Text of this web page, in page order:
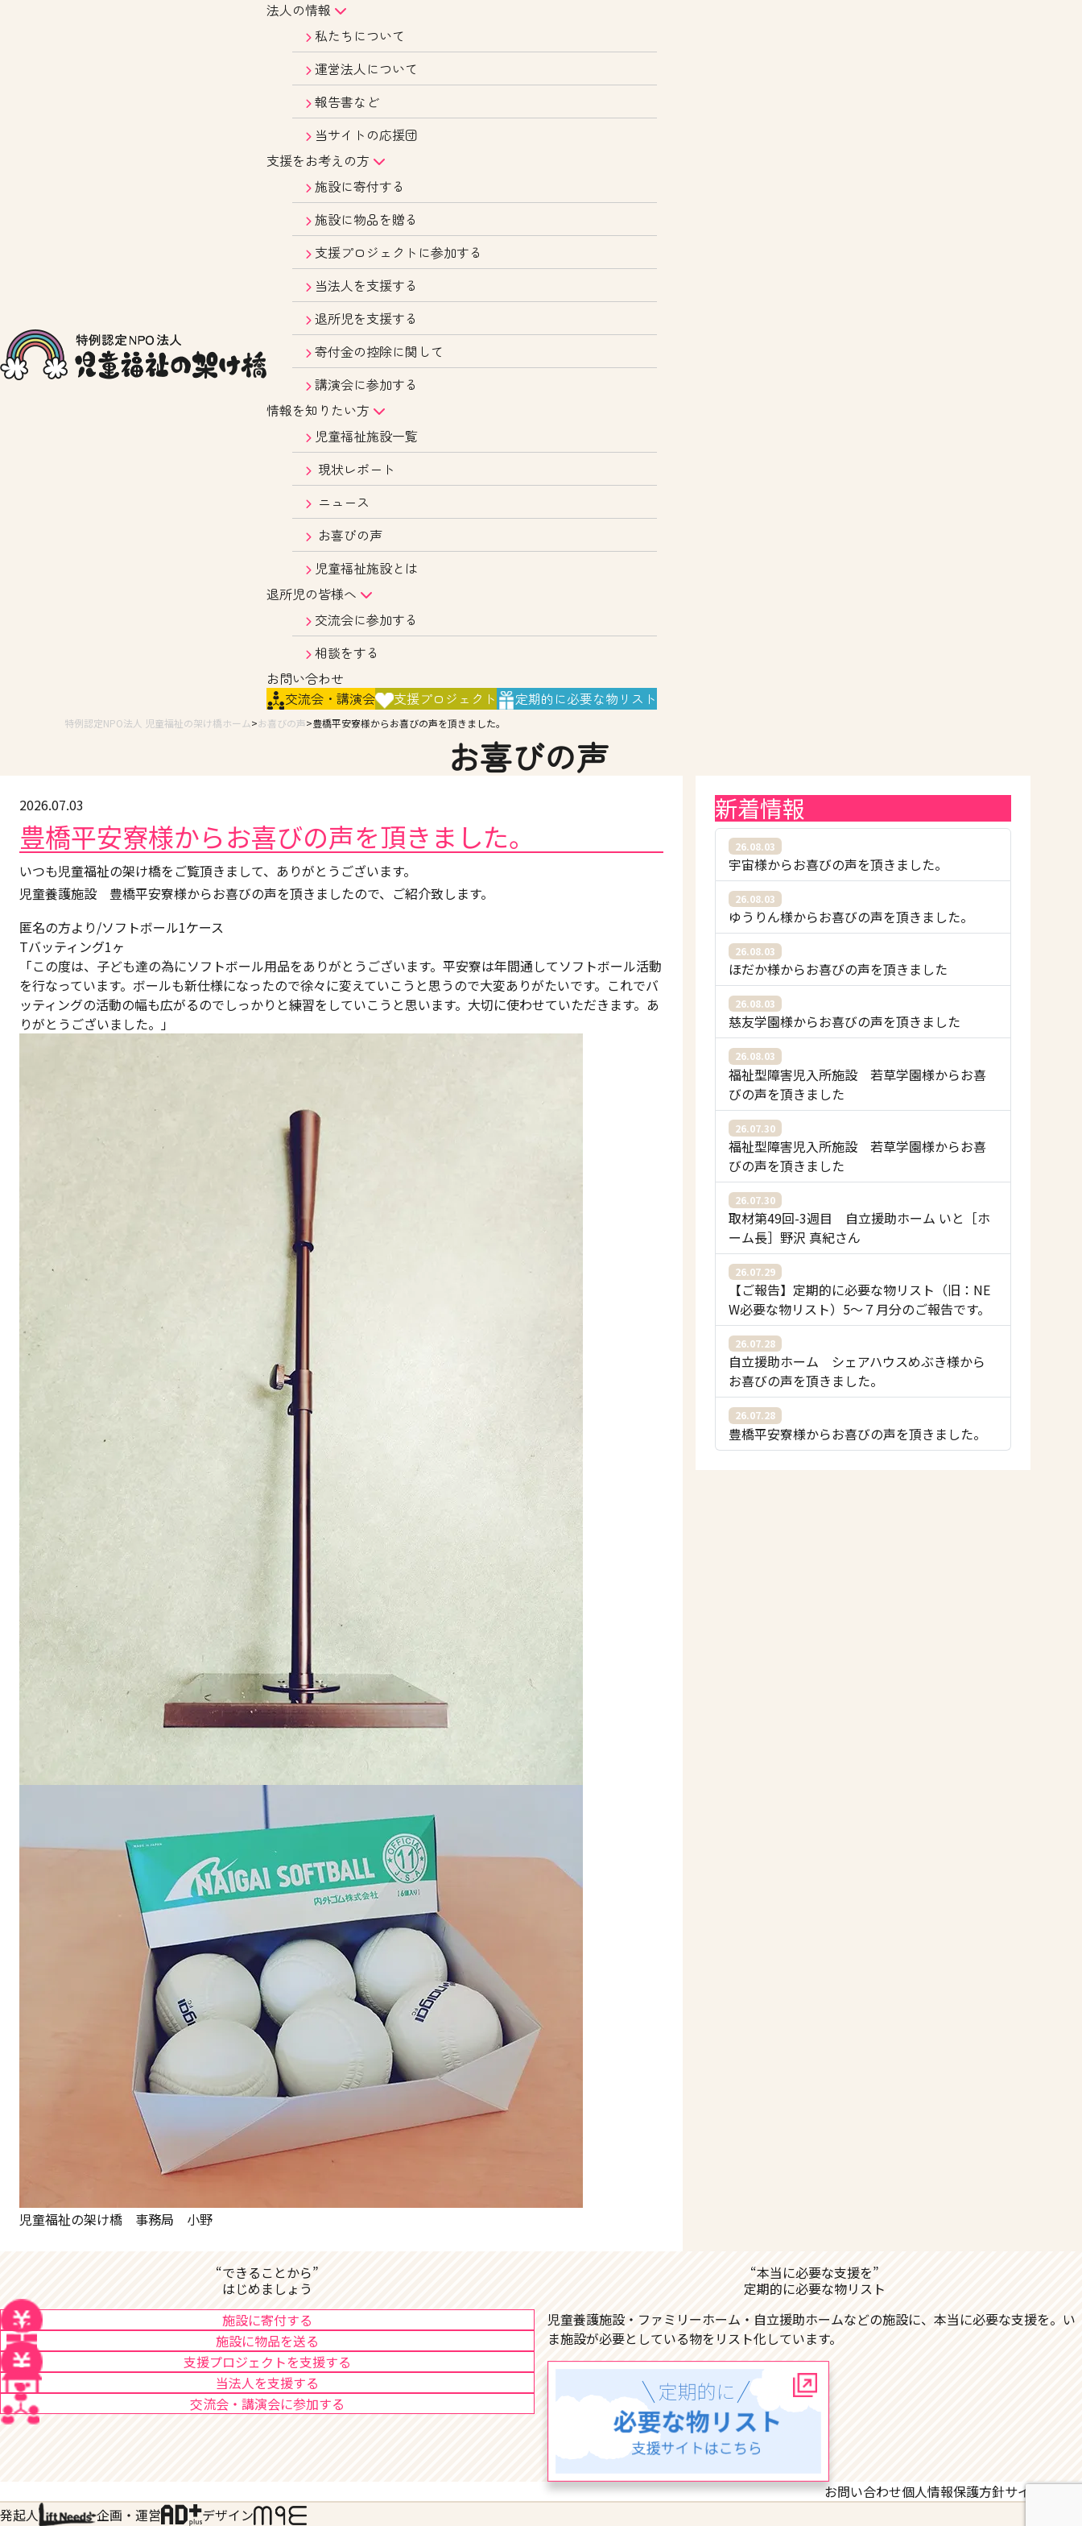
法人の情報
私たちについて
運営法人について
報告書など
当サイトの応援団
支援をお考えの方
施設に寄付する
施設に物品を贈る
支援プロジェクトに参加する
当法人を支援する
退所児を支援する
寄付金の控除に関して
講演会に参加する
情報を知りたい方
児童福祉施設一覧
現状レポート
ニュース
お喜びの声
児童福祉施設とは
退所児の皆様へ
交流会に参加する
相談をする
お問い合わせ
交流会・講演会
支援プロジェクト 定期的に必要な物リスト
特例認定NPO法人 児童福祉の架け橋ホーム お喜びの声 豊橋平安寮様からお喜びの声を頂きました。
お喜びの声
2026.07.03
豊橋平安寮様からお喜びの声を頂きました。
いつも児童福祉の架け橋をご覧頂きまして、ありがとうございます。
児童養護施設 豊橋平安寮様からお喜びの声を頂きましたので、ご紹介致します。
匿名の方より/ソフトボール1ケース
Tバッティング1ヶ
「この度は、子ども達の為にソフトボール用品をありがとうございます。平安寮は年間通してソフトボール活動
を行なっています。ボールも新仕様になったので徐々に変えていこうと思うので大変ありがたいです。これでバ
ッティングの活動の幅も広がるのでしっかりと練習をしていこうと思います。大切に使わせていただきます。あ
りがとうございました。」
児童福祉の架け橋 事務局 小野
新着情報
26.08.03
宇宙様からお喜びの声を頂きました。
26.08.03
ゆうりん様からお喜びの声を頂きました。
26.08.03
ほだか様からお喜びの声を頂きました
26.08.03
慈友学園様からお喜びの声を頂きました
26.08.03
福祉型障害児入所施設 若草学園様からお喜
びの声を頂きました
26.07.30
福祉型障害児入所施設 若草学園様からお喜
びの声を頂きました
26.07.30
取材第49回-3週目 自立援助ホーム いと［ホ
ーム長］野沢 真紀さん
26.07.29
【ご報告】定期的に必要な物リスト（旧：NE
W必要な物リスト）5〜７月分のご報告です。
26.07.28
自立援助ホーム シェアハウスめぶき様から
お喜びの声を頂きました。
26.07.28
豊橋平安寮様からお喜びの声を頂きました。
“できることから”
はじめましょう
施設に寄付する
施設に物品を送る
支援プロジェクトを支援する
当法人を支援する
交流会・講演会に参加する
“本当に必要な支援を”
定期的に必要な物リスト
児童養護施設・ファミリーホーム・自立援助ホームなどの施設に、本当に必要な支援を。い
ま施設が必要としている物をリスト化しています。
お問い合わせ個人情報保護方針サイトマップ
発起人
企画・運営 デザイン